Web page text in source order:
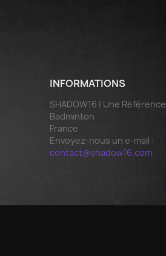
INFORMATIONS
SHADOW16 | Une Référence
Badminton
France
Envoyez-nous un e-mail :
contact@shadow16.com